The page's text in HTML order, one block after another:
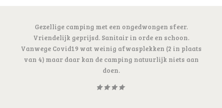
Gezellige camping met een ongedwongen sfeer.
Vriendelijk geprijsd. Sanitair in orde en schoon.
Vanwege Covid19 wat weinig afwasplekken (2 in plaats
van 4) maar daar kan de camping natuurlijk niets aan
doen.